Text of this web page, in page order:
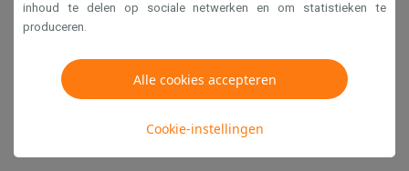
inhoud te delen op sociale netwerken en om statistieken te
produceren.
Alle cookies accepteren
Cookie-instellingen